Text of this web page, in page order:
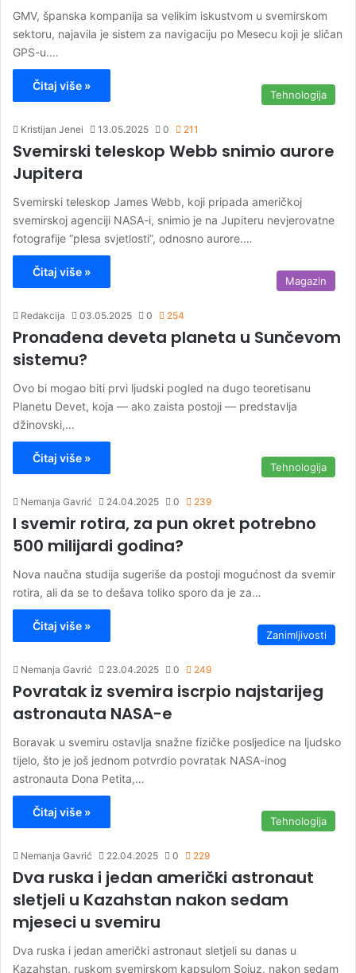
GMV, španska kompanija sa velikim iskustvom u svemirskom
sektoru, najavila je sistem za navigaciju po Mesecu koji je sličan
GPS-u.…
Čitaj više »
Tehnologija
Kristijan Jenei 13.05.2025 0 211
Svemirski teleskop Webb snimio aurore
Jupitera
Svemirski teleskop James Webb, koji pripada američkoj
svemirskoj agenciji NASA-i, snimio je na Jupiteru nevjerovatne
fotografije “plesa svjetlosti”, odnosno aurore.…
Čitaj više »
Magazin
Redakcija 03.05.2025 0 254
Pronađena deveta planeta u Sunčevom
sistemu?
Ovo bi mogao biti prvi ljudski pogled na dugo teoretisanu
Planetu Devet, koja — ako zaista postoji — predstavlja
džinovski,…
Čitaj više »
Tehnologija
Nemanja Gavrić 24.04.2025 0 239
I svemir rotira, za pun okret potrebno
500 milijardi godina?
Nova naučna studija sugeriše da postoji mogućnost da svemir
rotira, ali da se to dešava toliko sporo da je za…
Čitaj više »
Zanimljivosti
Nemanja Gavrić 23.04.2025 0 249
Povratak iz svemira iscrpio najstarijeg
astronauta NASA-e
Boravak u svemiru ostavlja snažne fizičke posljedice na ljudsko
tijelo, što je još jednom potvrdio povratak NASA-inog
astronauta Dona Petita,…
Čitaj više »
Tehnologija
Nemanja Gavrić 22.04.2025 0 229
Dva ruska i jedan američki astronaut
sletjeli u Kazahstan nakon sedam
mjeseci u svemiru
Dva ruska i jedan američki astronaut sletjeli su danas u
Kazahstan, ruskom svemirskom kapsulom Sojuz, nakon sedam